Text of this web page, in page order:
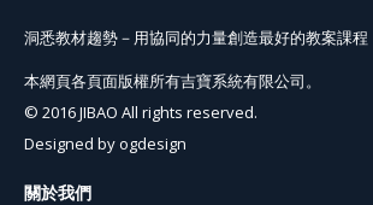
洞悉教材趨勢－用協同的力量創造最好的教案課程
本網頁各頁面版權所有吉寶系統有限公司。
© 2016 JIBAO All rights reserved.
Designed byogdesign
關於我們